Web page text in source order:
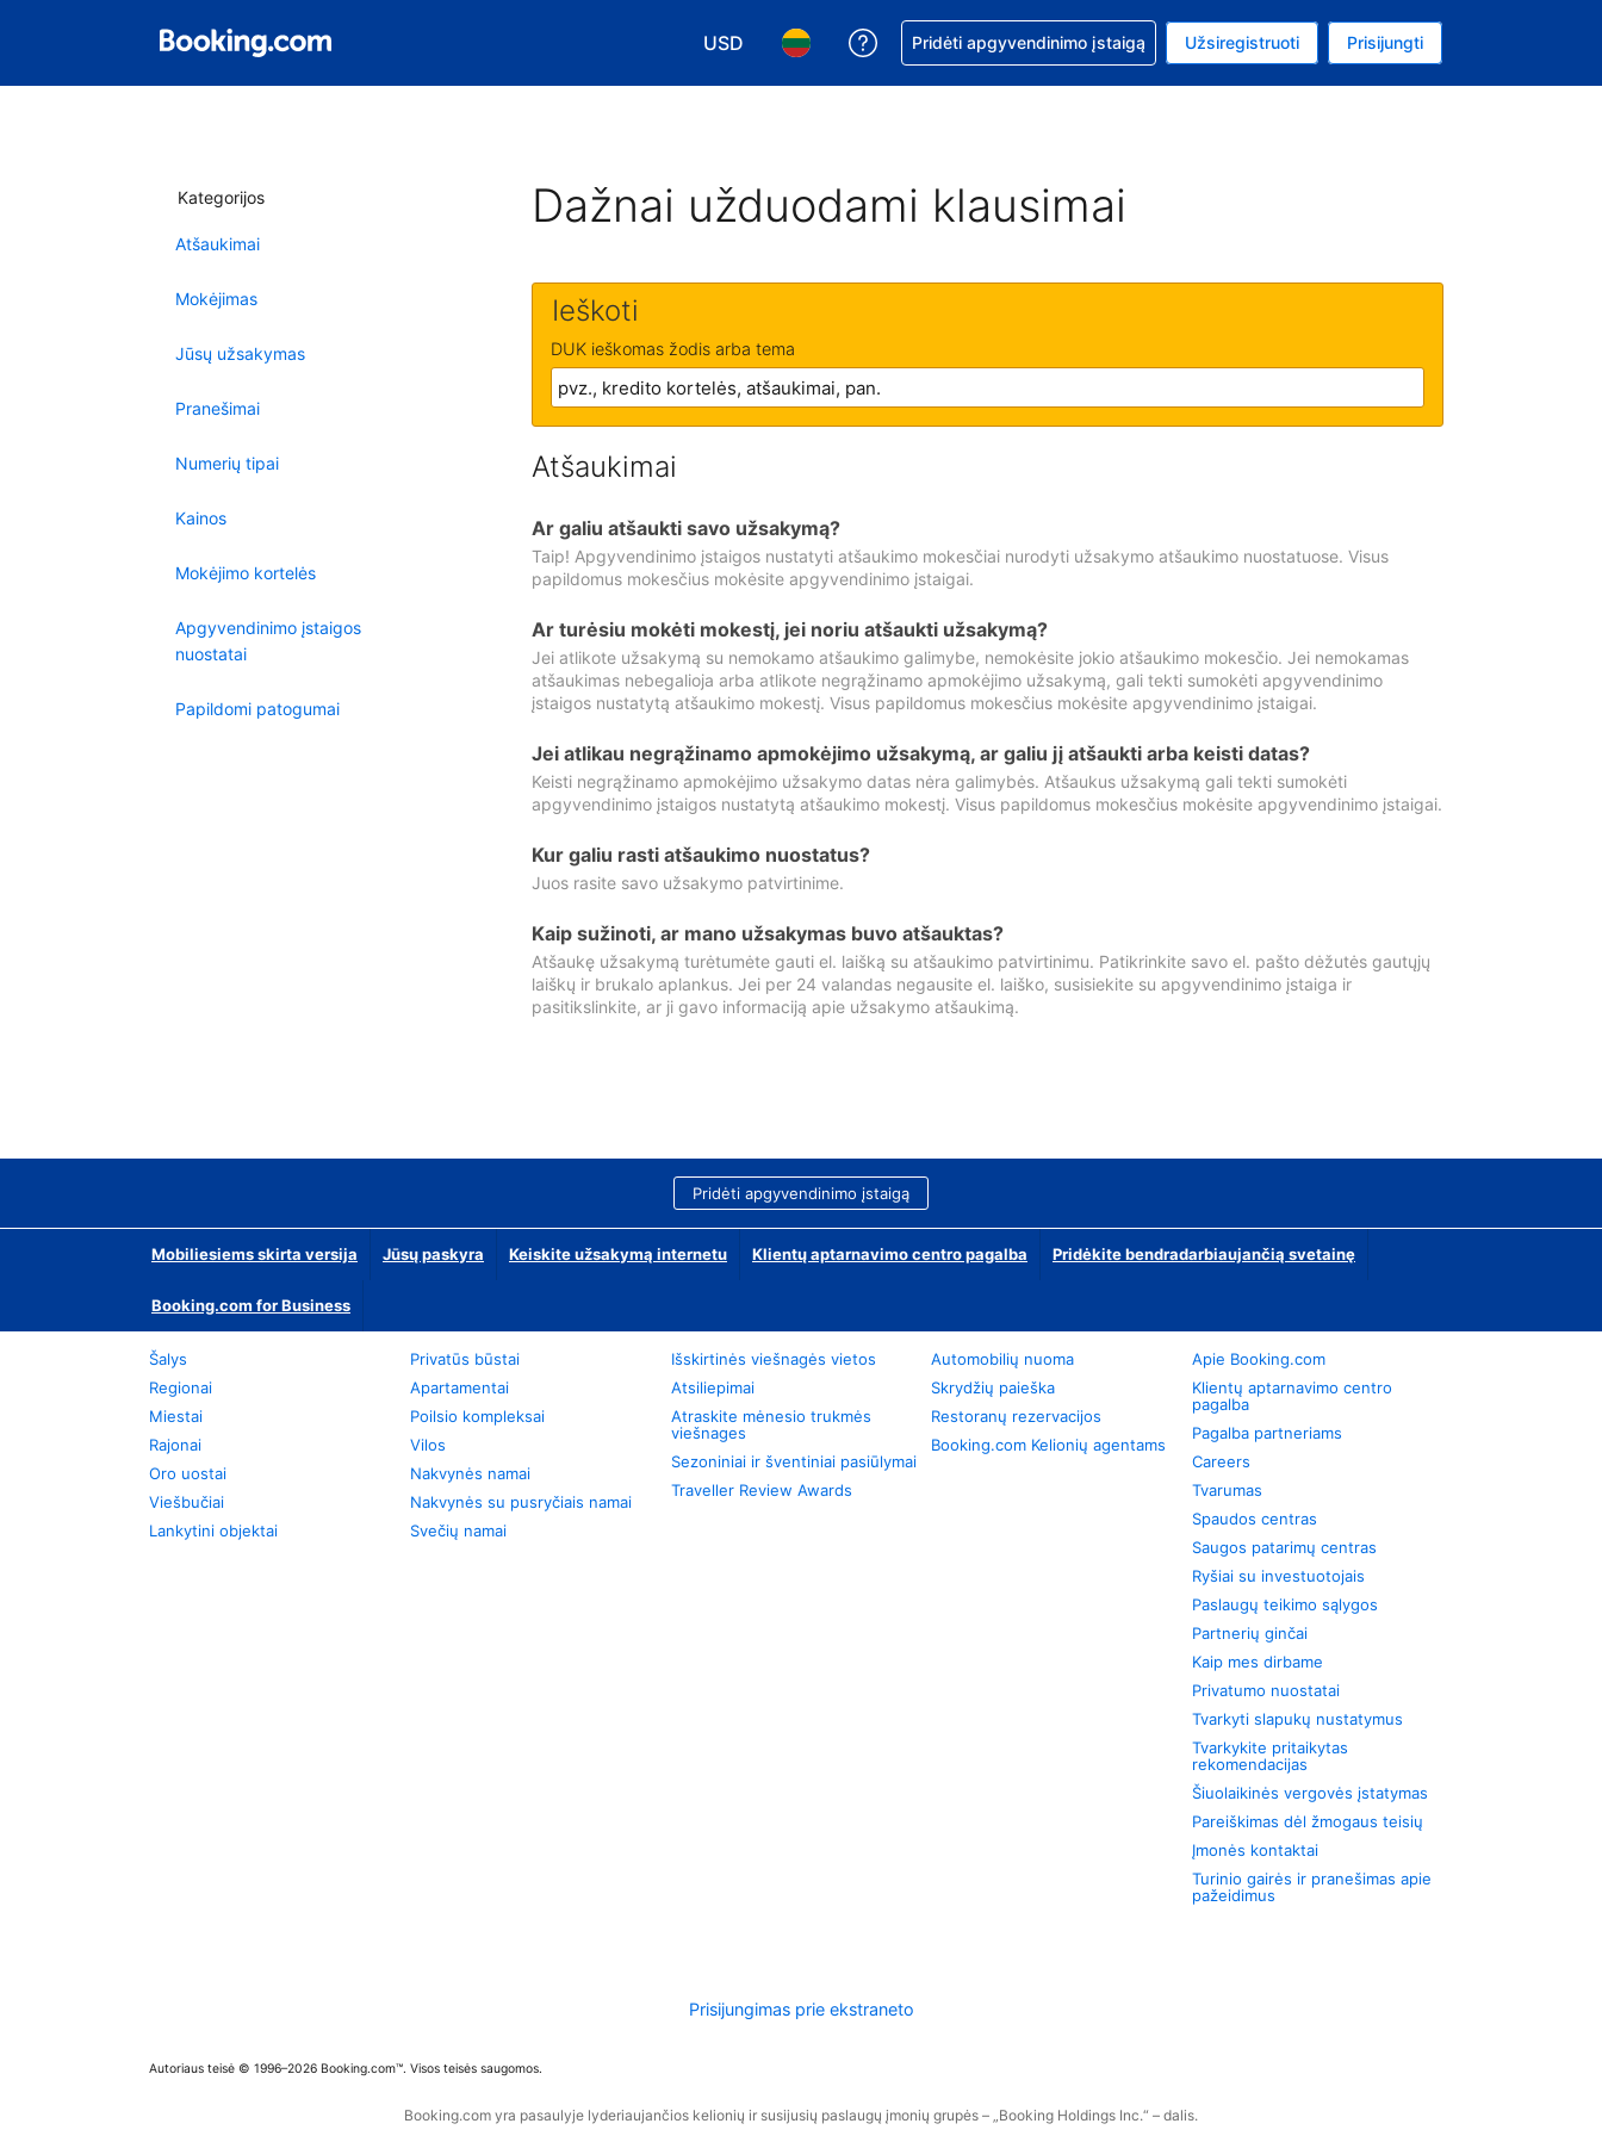
USD
Pasirinkite valiutą. Jūsų pasirinkta valiuta: Jungtinių Valstijų doleris
Pasirinkite kalbą. Jūsų pasirinkta kalba: Lietuvių
Pagalba dėl užsakymo
Pridėti apgyvendinimo įstaigą Užsiregistruoti Prisijungti
Kategorijos
Atšaukimai
Mokėjimas
Jūsų užsakymas
Pranešimai
Numerių tipai
Kainos
Mokėjimo kortelės
Apgyvendinimo įstaigos
nuostatai
Papildomi patogumai
Dažnai užduodami klausimai
Ieškoti
DUK ieškomas žodis arba tema
Atšaukimai
Ar galiu atšaukti savo užsakymą?
Taip! Apgyvendinimo įstaigos nustatyti atšaukimo mokesčiai nurodyti užsakymo atšaukimo nuostatuose. Visus
papildomus mokesčius mokėsite apgyvendinimo įstaigai.
Ar turėsiu mokėti mokestį, jei noriu atšaukti užsakymą?
Jei atlikote užsakymą su nemokamo atšaukimo galimybe, nemokėsite jokio atšaukimo mokesčio. Jei nemokamas
atšaukimas nebegalioja arba atlikote negrąžinamo apmokėjimo užsakymą, gali tekti sumokėti apgyvendinimo
įstaigos nustatytą atšaukimo mokestį. Visus papildomus mokesčius mokėsite apgyvendinimo įstaigai.
Jei atlikau negrąžinamo apmokėjimo užsakymą, ar galiu jį atšaukti arba keisti datas?
Keisti negrąžinamo apmokėjimo užsakymo datas nėra galimybės. Atšaukus užsakymą gali tekti sumokėti
apgyvendinimo įstaigos nustatytą atšaukimo mokestį. Visus papildomus mokesčius mokėsite apgyvendinimo įstaigai.
Kur galiu rasti atšaukimo nuostatus?
Juos rasite savo užsakymo patvirtinime.
Kaip sužinoti, ar mano užsakymas buvo atšauktas?
Atšaukę užsakymą turėtumėte gauti el. laišką su atšaukimo patvirtinimu. Patikrinkite savo el. pašto dėžutės gautųjų
laiškų ir brukalo aplankus. Jei per 24 valandas negausite el. laiško, susisiekite su apgyvendinimo įstaiga ir
pasitikslinkite, ar ji gavo informaciją apie užsakymo atšaukimą.
Pridėti apgyvendinimo įstaigą
Mobiliesiems skirta versija Jūsų paskyra Keiskite užsakymą internetu Klientų aptarnavimo centro pagalba Pridėkite bendradarbiaujančią svetainę
Booking.com for Business
Šalys
Regionai
Miestai
Rajonai
Oro uostai
Viešbučiai
Lankytini objektai
Privatūs būstai
Apartamentai
Poilsio kompleksai
Vilos
Nakvynės namai
Nakvynės su pusryčiais namai
Svečių namai
Išskirtinės viešnagės vietos
Atsiliepimai
Atraskite mėnesio trukmės
viešnages
Sezoniniai ir šventiniai pasiūlymai
Traveller Review Awards
Automobilių nuoma
Skrydžių paieška
Restoranų rezervacijos
Booking.com Kelionių agentams
Apie Booking.com
Klientų aptarnavimo centro
pagalba
Pagalba partneriams
Careers
Tvarumas
Spaudos centras
Saugos patarimų centras
Ryšiai su investuotojais
Paslaugų teikimo sąlygos
Partnerių ginčai
Kaip mes dirbame
Privatumo nuostatai
Tvarkyti slapukų nustatymus
Tvarkykite pritaikytas
rekomendacijas
Šiuolaikinės vergovės įstatymas
Pareiškimas dėl žmogaus teisių
Įmonės kontaktai
Turinio gairės ir pranešimas apie
pažeidimus
Prisijungimas prie ekstraneto
Autoriaus teisė © 1996–2026 Booking.com™. Visos teisės saugomos.
Booking.com yra pasaulyje lyderiaujančios kelionių ir susijusių paslaugų įmonių grupės – „Booking Holdings Inc.“ – dalis.